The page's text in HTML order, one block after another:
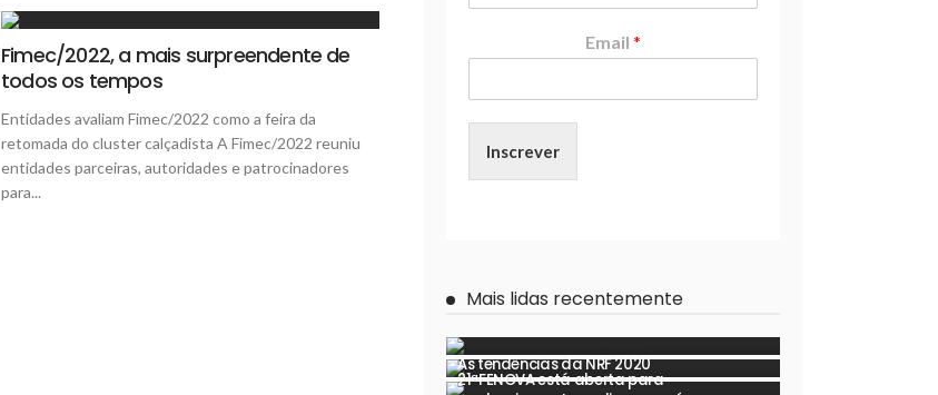
Fimec/2022, a mais surpreendente de
todos os tempos
Entidades avaliam Fimec/2022 como a feira da
retomada do cluster calçadista A Fimec/2022 reuniu
entidades parceiras, autoridades e patrocinadores
para...
Email *
Inscrever
Mais lidas recentemente
As tendências da NRF 2020
21ªFENOVA está aberta para